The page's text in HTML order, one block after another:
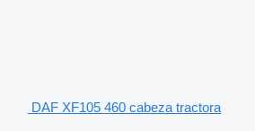
DAF XF105 460 cabeza tractora